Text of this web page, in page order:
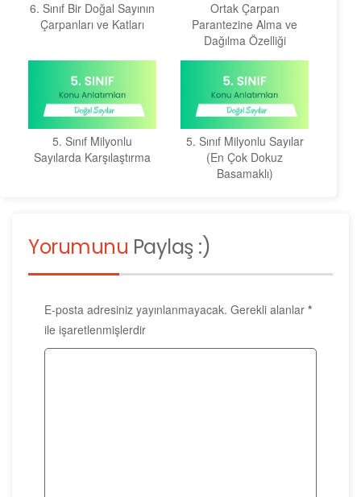
6. Sınıf Bir Doğal Sayının
Çarpanları ve Katları
Ortak Çarpan
Parantezine Alma ve
Dağılma Özelliği
5. Sınıf Milyonlu
Sayılarda Karşılaştırma
5. Sınıf Milyonlu Sayılar
(En Çok Dokuz
Basamaklı)
Yorumunu Paylaş :)
E-posta adresiniz yayınlanmayacak. Gerekli alanlar *
ile işaretlenmişlerdir